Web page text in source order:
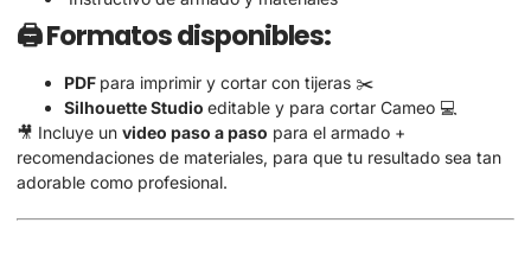
🖨️ Formatos disponibles:
PDF para imprimir y cortar con tijeras ✂️
Silhouette Studio editable y para cortar Cameo 💻
🎥 Incluye un video paso a paso para el armado +
recomendaciones de materiales, para que tu resultado sea tan
adorable como profesional.